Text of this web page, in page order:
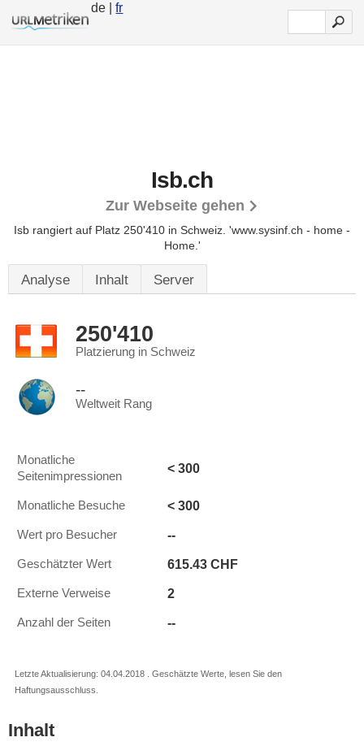
de |fr
Isb.ch
Zur Webseite gehen
Isb rangiert auf Platz 250'410 in Schweiz. 'www.sysinf.ch - home -
Home.'
Analyse Inhalt Server
250'410
Platzierung in Schweiz
--
Weltweit Rang
Monatliche
Seitenimpressionen
< 300
Monatliche Besuche < 300
Wert pro Besucher --
Geschätzter Wert 615.43 CHF
Externe Verweise 2
Anzahl der Seiten --
Letzte Aktualisierung: 04.04.2018 . Geschätzte Werte, lesen Sie den
Haftungsausschluss.
Inhalt